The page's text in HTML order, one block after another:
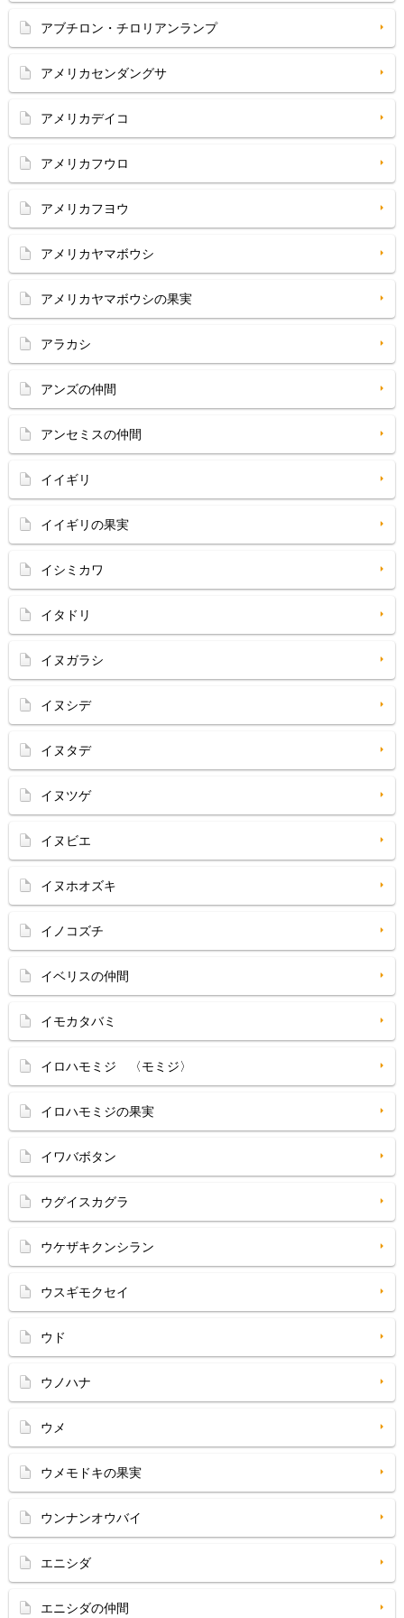
アブチロン・チロリアンランプ
アメリカセンダングサ
アメリカデイコ
アメリカフウロ
アメリカフヨウ
アメリカヤマボウシ
アメリカヤマボウシの果実
アラカシ
アンズの仲間
アンセミスの仲間
イイギリ
イイギリの果実
イシミカワ
イタドリ
イヌガラシ
イヌシデ
イヌタデ
イヌツゲ
イヌビエ
イヌホオズキ
イノコズチ
イベリスの仲間
イモカタバミ
イロハモミジ 〈モミジ〉
イロハモミジの果実
イワバボタン
ウグイスカグラ
ウケザキクンシラン
ウスギモクセイ
ウド
ウノハナ
ウメ
ウメモドキの果実
ウンナンオウバイ
エニシダ
エニシダの仲間